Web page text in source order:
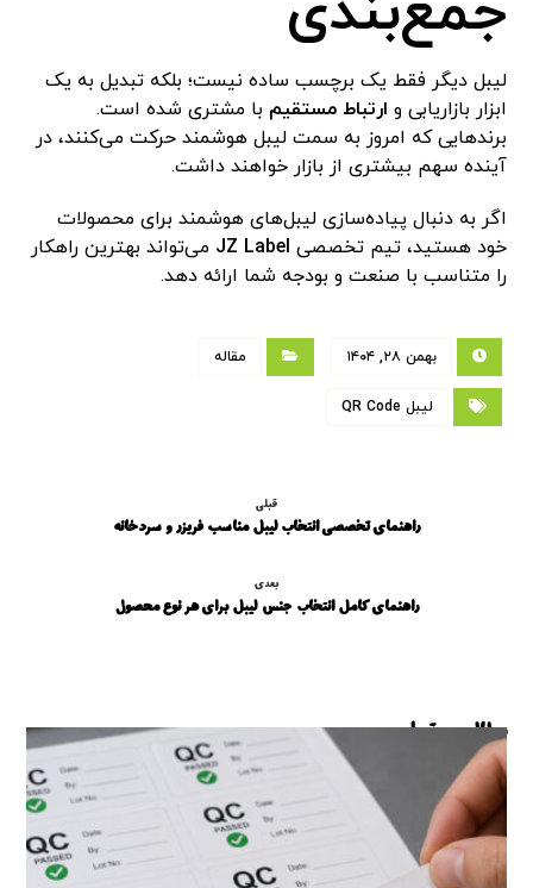
لیبل دیگر فقط یک برچسب ساده نیست؛ بلکه تبدیل به یک
ابزار بازاریابی و ارتباط مستقیم با مشتری شده است.
برندهایی که امروز به سمت لیبل هوشمند حرکت می‌کنند، در
آینده سهم بیشتری از بازار خواهند داشت.
اگر به دنبال پیاده‌سازی لیبل‌های هوشمند برای محصولات
خود هستید، تیم تخصصی JZ Label می‌تواند بهترین راهکار
را متناسب با صنعت و بودجه شما ارائه دهد.
بهمن ۲۸, ۱۴۰۴ مقاله
لیبل QR Code
قبلی
راهنمای تخصصی انتخاب لیبل مناسب فریزر و سردخانه
بعدی
راهنمای کامل انتخاب جنس لیبل برای هر نوع محصول
مطالب مرتبط ...